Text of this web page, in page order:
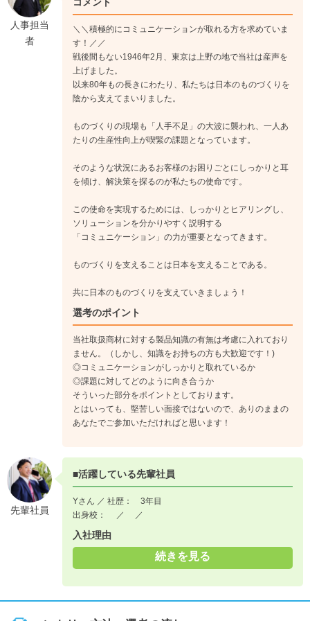
人事担当
者
＼＼積極的にコミュニケーションが取れる方を求めていま
す！／／
戦後間もない1946年2月、東京は上野の地で当社は産声を
上げました。
以来80年もの長きにわたり、私たちは日本のものづくりを
陰から支えてまいりました。
ものづくりの現場も「人手不足」の大波に襲われ、一人あ
たりの生産性向上が喫緊の課題となっています。
そのような状況にあるお客様のお困りごとにしっかりと耳
を傾け、解決策を探るのが私たちの使命です。
この使命を実現するためには、しっかりとヒアリングし、
ソリューションを分かりやすく説明する
「コミュニケーション」の力が重要となってきます。
ものづくりを支えることは日本を支えることである。
共に日本のものづくりを支えていきましょう！
選考のポイント
当社取扱商材に対する製品知識の有無は考慮に入れており
ません。（しかし、知識をお持ちの方も大歓迎です！)
◎コミュニケーションがしっかりと取れているか
◎課題に対してどのように向き合うか
そういった部分をポイントとしております。
とはいっても、堅苦しい面接ではないので、ありのままの
あなたでご参加いただければと思います！
先輩社員
■活躍している先輩社員
Yさん ／ 社歴： 3年目
出身校： ／ ／
入社理由
続きを見る